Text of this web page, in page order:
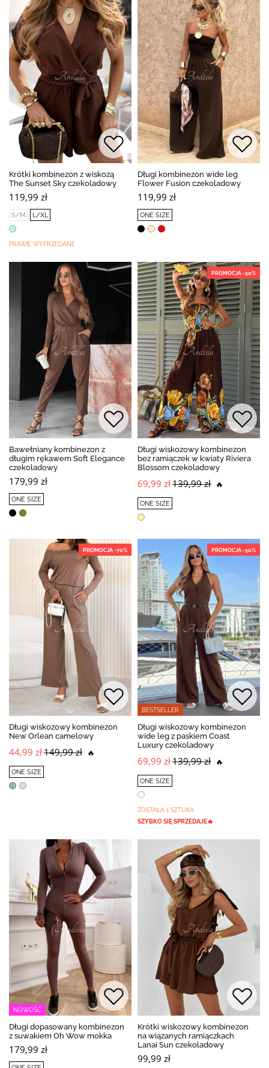
Krótki kombinezon z wiskozą
The Sunset Sky czekoladowy
119,99 zł
S/M L/XL
PRAWIE WYPRZEDANE
Długi kombinezon wide leg
Flower Fusion czekoladowy
119,99 zł
ONE SIZE
Bawełniany kombinezon z
długim rękawem Soft Elegance
czekoladowy
179,99 zł
ONE SIZE
PROMOCJA -50%
Długi wiskozowy kombinezon
bez ramiączek w kwiaty Riviera
Blossom czekoladowy
69,99 zł139,99 zł 🔥
ONE SIZE
PROMOCJA -70%
Długi wiskozowy kombinezon
New Orlean camelowy
44,99 zł149,99 zł 🔥
ONE SIZE
PROMOCJA -50%
BESTSELLER
Długi wiskozowy kombinezon
wide leg z paskiem Coast
Luxury czekoladowy
69,99 zł139,99 zł 🔥
ONE SIZE
ZOSTAŁA 1 SZTUKA
SZYBKO SIĘ SPRZEDAJE🔥
NOWOŚĆ
Długi dopasowany kombinezon
z suwakiem Oh Wow mokka
179,99 zł
Krótki wiskozowy kombinezon
na wiązanych ramiączkach
Lanai Sun czekoladowy
99,99 zł